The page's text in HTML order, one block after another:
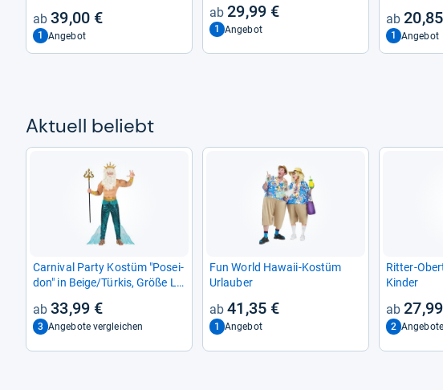
39,00 €
1 Angebot
29,99 €
1 Angebot
1 Angebot
Aktu­ell beliebt
Car­ni­val Party Kostüm "Posei­
don" in Beige/Tür­kis, Größe L
33,99 €
3 Angebote vergleichen
Fun World Hawaii-​Kostüm
Urlau­ber
41,35 €
1 Angebot
Rit­ter-​
Kin­der
2